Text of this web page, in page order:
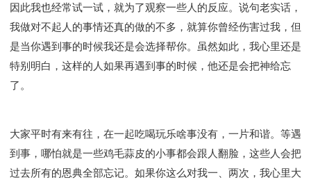
因此我也经常试一试，就为了观察一些人的反应。说句老实话，
我做对不起人的事情还真的做的不多，就算你曾经伤害过我，但
是当你遇到事的时候我还是会选择帮你。虽然如此，我心里还是
特别明白，这样的人如果再遇到事的时候，他还是会把神给忘
了。
大家平时有来有往，在一起吃喝玩乐啥事没有，一片和谐。等遇
到事，哪怕就是一些鸡毛蒜皮的小事都会跟人翻脸，这些人会把
过去所有的恩典全部忘记。如果你这么对我一、两次，我心里大